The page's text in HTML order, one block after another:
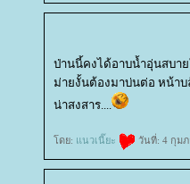
ป่านนี้คงได้อาบน้ำอุ่นสบาย
ม่ายงั้นต้องมาบ่นต่อ หน้าบ
น่าสงสาร....
ดย: นวเนี๊ยะ วันที่: 4 กุมภ